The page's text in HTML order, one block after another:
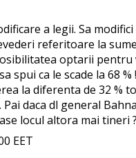
a legii. Sa
referitoare la sume
optarii pentru
spui ca le scade la 68 %
la diferenta de 32 %
Pai daca dl general
locul altora mai tineri
EET